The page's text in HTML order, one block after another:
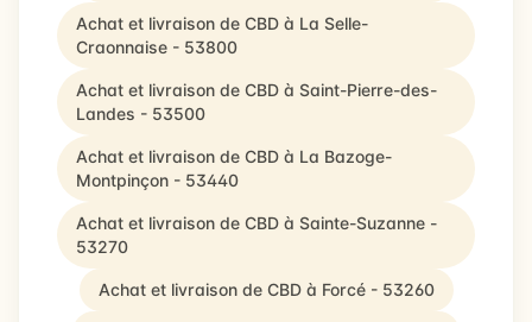
Achat et livraison de CBD à La Selle-
Craonnaise - 53800
Achat et livraison de CBD à Saint-Pierre-des-
Landes - 53500
Achat et livraison de CBD à La Bazoge-
Montpinçon - 53440
Achat et livraison de CBD à Sainte-Suzanne -
53270
Achat et livraison de CBD à Forcé - 53260